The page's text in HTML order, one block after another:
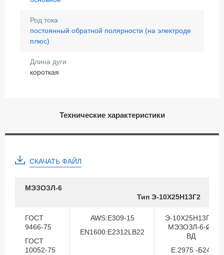
Род тока
постоянный обратной полярности (на электроде
плюс)
Длина дуги
короткая
Технические характеристики
СКАЧАТЬ ФАЙЛ
МЭЗОЗЛ-6
Тип Э-10Х25Н13Г2
ГОСТ
9466-75
ГОСТ
10052-75
AWS:E309-15
EN1600:E2312LB22
Э-10Х25Н13Г2-
МЭЗОЗЛ-6-Ø-
ВД
Е 2975 -Б24